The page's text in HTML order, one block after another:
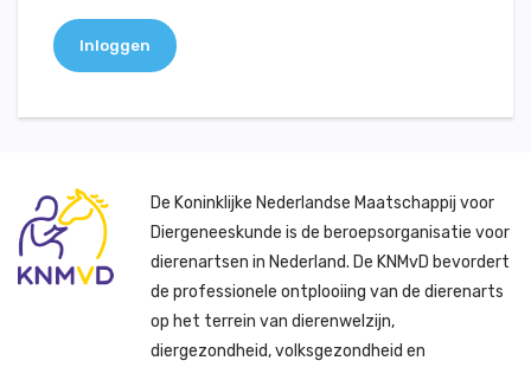
Inloggen
De Koninklijke Nederlandse Maatschappij voor
Diergeneeskunde is de beroepsorganisatie voor
dierenartsen in Nederland. De KNMvD bevordert
de professionele ontplooiing van de dierenarts
op het terrein van dierenwelzijn,
diergezondheid, volksgezondheid en